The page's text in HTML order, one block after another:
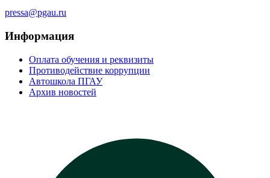
pressa@pgau.ru
Информация
Оплата обучения и реквизиты
Противодействие коррупции
Автошкола ПГАУ
Архив новостей